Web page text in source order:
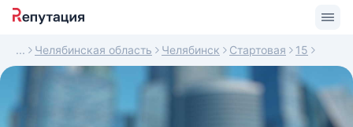
Челябинская область Челябинск Стартовая 15